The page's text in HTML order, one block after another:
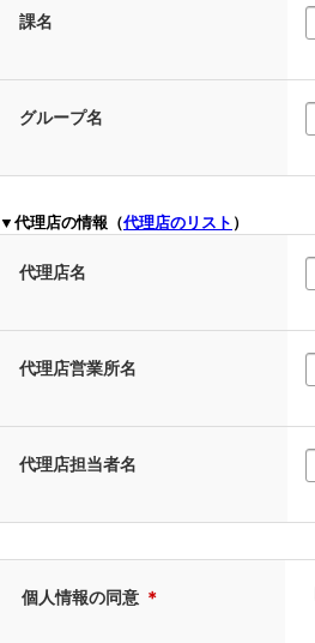
課名
グループ名
▼代理店の情報（代理店のリスト ）
代理店名
代理店営業所名
代理店担当者名
個人情報の同意 ＊